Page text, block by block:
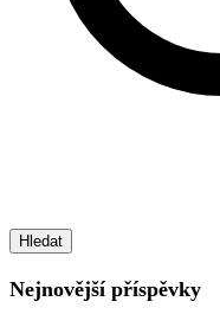
Hledat
Nejnovější příspěvky